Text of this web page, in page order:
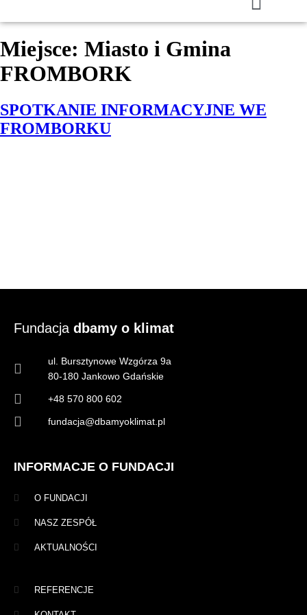
Miejsce: Miasto i Gmina
FROMBORK
SPOTKANIE INFORMACYJNE WE
FROMBORKU
Fundacja dbamy o klimat
ul. Bursztynowe Wzgórza 9a
80-180 Jankowo Gdańskie
+48 570 800 602
fundacja@dbamyoklimat.pl
INFORMACJE O FUNDACJI
O FUNDACJI
NASZ ZESPÓŁ
AKTUALNOŚCI
REFERENCJE